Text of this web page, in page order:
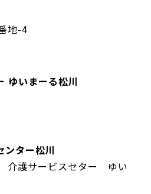
地-4
ゆいまーる松川
ンター松川
介護サービスセター ゆい